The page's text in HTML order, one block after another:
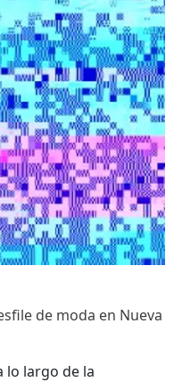
de moda en Nueva
lo largo de la